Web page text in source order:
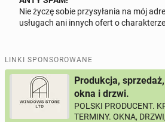
Nie bójcie się dzwonić. Numery
Mieszkamy nie daleko
POZDRAWIAMY I CZEKAMY NA
Odpowiedz na ofertę tego
Nie życzę sobie przysyłania na mój
usługach ani innych ofert o
LINKI SPONSOROWANE
Produkcja,
okna i drzwi.
POLSKI PRODUCENT.
TERMINY. OKNA,